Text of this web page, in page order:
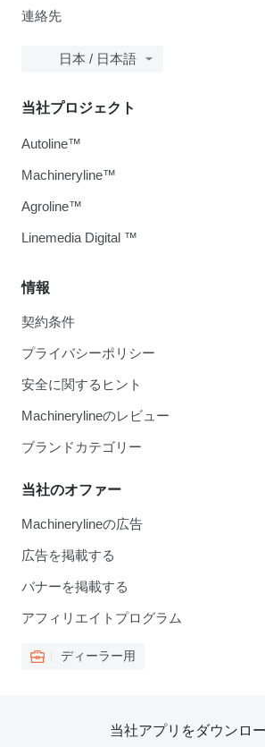
連絡先
日本 / 日本語
情報
契約条件
プライバシーポリシー
安全に関するヒント
Machinerylineのレビュー
ブランドカテゴリー
当社のオファー
Machinerylineの広告
広告を掲載する
バナーを掲載する
アフィリエイトプログラム
ディーラー用
当社プロジェクト
Autoline™
Machineryline™
Agroline™
Linemedia Digital ™
当社アプリをダウンロ